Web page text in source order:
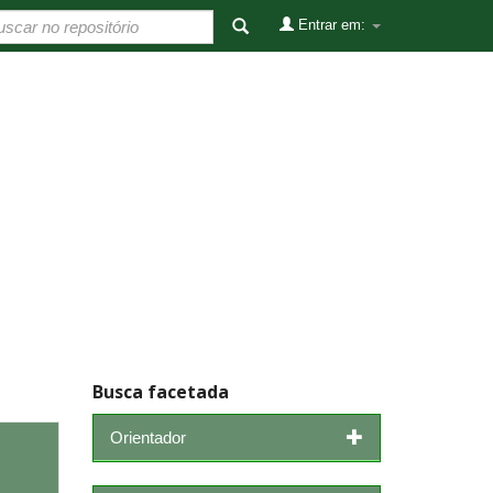
Entrar em:
Busca facetada
Orientador